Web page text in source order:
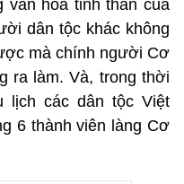
hóa tinh thần của
dân tộc khác không
mà chính người Cơ
ra làm. Và, trong thời
lịch các dân tộc Việt
6 thành viên làng Cơ